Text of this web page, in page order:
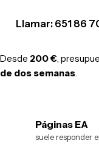
Llamar: 651 86
Desde 200 €,
de dos semanas.
Páginas EA
suele responder